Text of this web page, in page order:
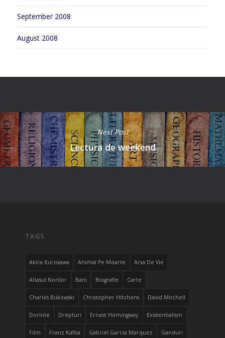
September 2008
August 2008
Next Post
Lectura de weekend
TAGS
Akira Kurosawa Animal Pe Moarte Arsa De Vie
Atlasul Norilor Bani Biografie Carte
Charles Bukowski Christopher Hitchens David Mitchell
Dorinte Drepturi Ernest Hemingway Existentialism
Film Franz Kafka Gabriel Garcia Marquez Ganduri